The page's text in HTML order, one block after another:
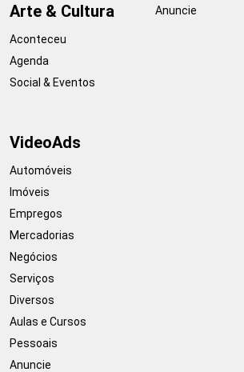
Arte & Cultura
Aconteceu
Agenda
Social & Eventos
Anuncie
VideoAds
Automóveis
Imóveis
Empregos
Mercadorias
Negócios
Serviços
Diversos
Aulas e Cursos
Pessoais
Anuncie